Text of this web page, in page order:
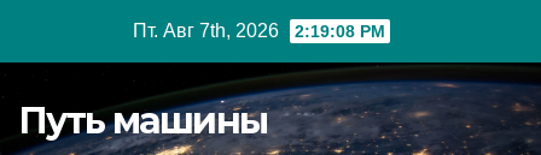
Пт. Авг 7th, 2026 2:19:09 PM
Путь машины